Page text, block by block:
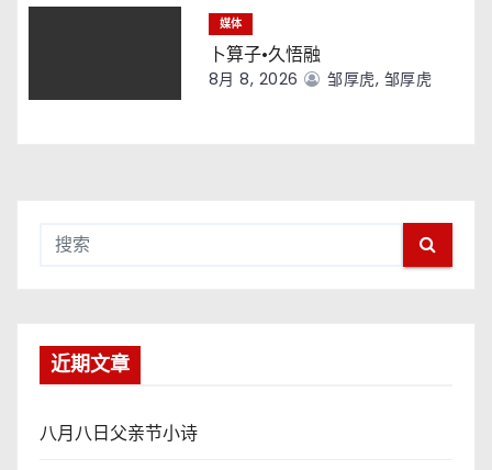
媒体
卜算子·久悟融
8月 8, 2026 邹厚虎, 邹厚虎
近期文章
八月八日父亲节小诗